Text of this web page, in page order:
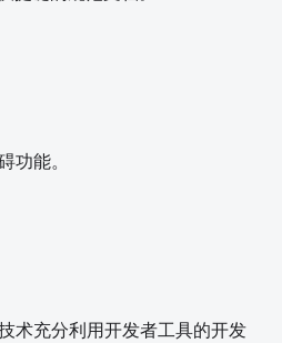
功能。
术充分利用开发者工具的开发